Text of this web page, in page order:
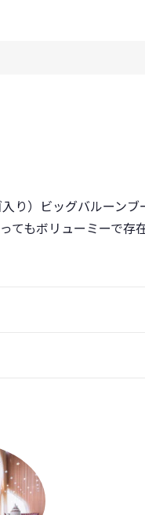
り）ビッグバルーンブ
もボリューミーで存